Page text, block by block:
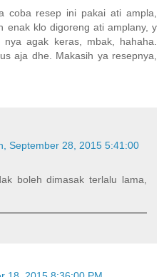
coba resep ini pakai ati ampla,
enak klo digoreng ati amplany, y
agak keras, mbak, hahaha.
aja dhe. Makasih ya resepnya,
September 28, 2015 5:41:00
boleh dimasak terlalu lama,